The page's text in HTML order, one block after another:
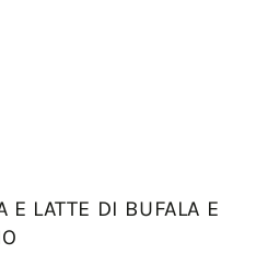
E LATTE DI BUFALA E